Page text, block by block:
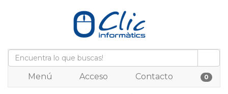
Menú Acceso Contacto 0